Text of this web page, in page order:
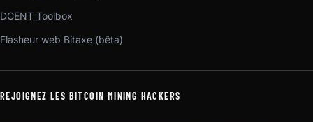
DCENT_Toolbox
Flasheur web Bitaxe (bêta)
REJOIGNEZ LES BITCOIN MINING HACKERS